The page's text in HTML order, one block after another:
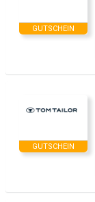
GUTSCHEIN
GUTSCHEIN